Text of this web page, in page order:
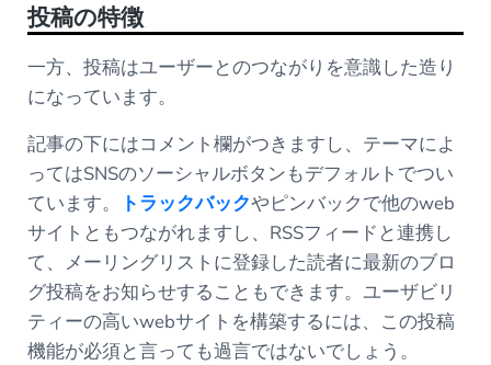
投稿の特徴
一方、投稿はユーザーとのつながりを意識した造り
になっています。
記事の下にはコメント欄がつきますし、テーマによ
ってはSNSのソーシャルボタンもデフォルトでつい
ています。
トラックバックやピンバックで他のweb
サイトともつながれますし、RSSフィードと連携し
て、メーリングリストに登録した読者に最新のブロ
グ投稿をお知らせすることもできます。ユーザビリ
ティーの高いwebサイトを構築するには、この投稿
機能が必須と言っても過言ではないでしょう。